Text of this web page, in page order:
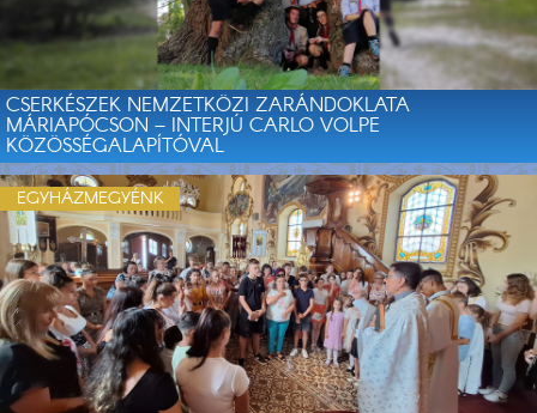
CSERKÉSZEK NEMZETKÖZI ZARÁNDOKLATA
MÁRIAPÓCSON – INTERJÚ CARLO VOLPE
KÖZÖSSÉGALAPÍTÓVAL
EGYHÁZMEGYÉNK